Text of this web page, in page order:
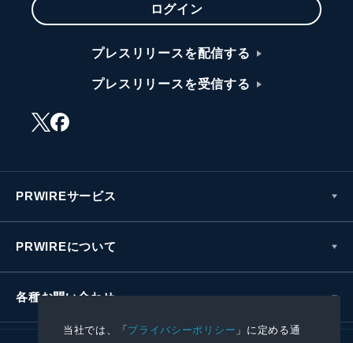
当社では、「プライバシーポリシー 」に定める通
ログイン
プレスリリースを配信する
プレスリリースを受信する
PRWIREサービス
PRWIREについて
各種お問い合わせ